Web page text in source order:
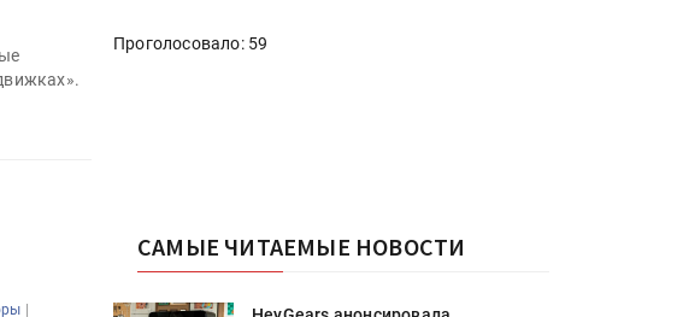
|
Проголосовало: 59
САМЫЕ ЧИТАЕМЫЕ НОВОСТИ